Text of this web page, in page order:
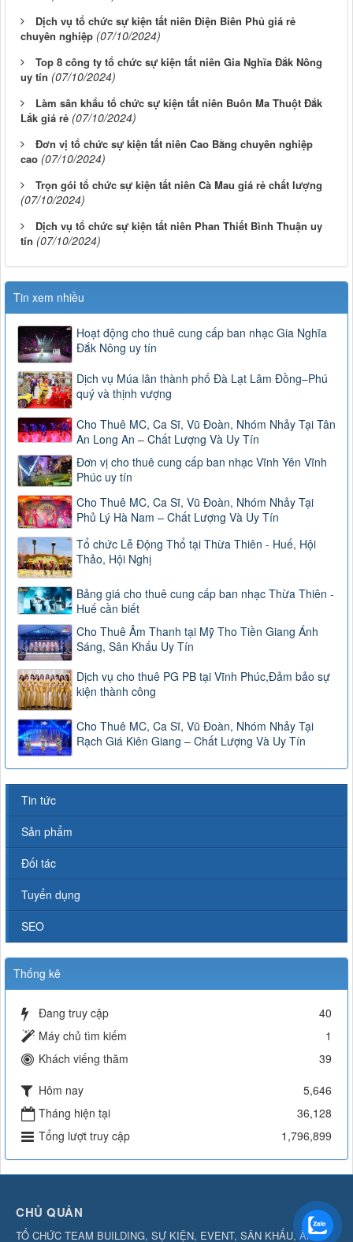
Dịch vụ tổ chức sự kiện tất niên Điện Biên Phủ giá rẻ
chuyên nghiệp (07/10/2024)
Top 8 công ty tổ chức sự kiện tất niên Gia Nghĩa Đắk Nông
uy tín (07/10/2024)
Làm sân khẩu tổ chức sự kiện tất niên Buôn Ma Thuột Đắk
Lắk giá rẻ (07/10/2024)
Đơn vị tổ chức sự kiện tất niên Cao Bằng chuyên nghiệp
cao (07/10/2024)
Trọn gói tổ chức sự kiện tất niên Cà Mau giá rẻ chất lượng
(07/10/2024)
Dịch vụ tổ chức sự kiện tất niên Phan Thiết Bình Thuận uy
tín (07/10/2024)
Tin xem nhiều
Hoạt động cho thuê cung cấp ban nhạc Gia Nghĩa
Đắk Nông uy tín
Dịch vụ Múa lân thành phố Đà Lạt Lâm Đồng–Phú
quý và thịnh vượng
Cho Thuê MC, Ca Sĩ, Vũ Đoàn, Nhóm Nhảy Tại Tân
An Long An – Chất Lượng Và Uy Tín
Đơn vị cho thuê cung cấp ban nhạc Vĩnh Yên Vĩnh
Phúc uy tín
Cho Thuê MC, Ca Sĩ, Vũ Đoàn, Nhóm Nhảy Tại
Phủ Lý Hà Nam – Chất Lượng Và Uy Tín
Tổ chức Lễ Động Thổ tại Thừa Thiên - Huế, Hội
Thảo, Hội Nghị
Bảng giá cho thuê cung cấp ban nhạc Thừa Thiên -
Huế cần biết
Cho Thuê Âm Thanh tại Mỹ Tho Tiền Giang Ánh
Sáng, Sân Khấu Uy Tín
Dịch vụ cho thuê PG PB tại Vĩnh Phúc,Đảm bảo sự
kiện thành công
Cho Thuê MC, Ca Sĩ, Vũ Đoàn, Nhóm Nhảy Tại
Rạch Giá Kiên Giang – Chất Lượng Và Uy Tín
Tin tức
Sản phẩm
Đối tác
Tuyển dụng
SEO
Thống kê
Đang truy cập
40
Máy chủ tìm kiếm
1
Khách viếng thăm
39
Hôm nay
5,646
Tháng hiện tại
36,128
Tổng lượt truy cập
1,796,899
CHỦ QUẢN
TỔ CHỨC TEAM BUILDING, SỰ KIỆN, EVENT, SÂN KHẤU, ÂM